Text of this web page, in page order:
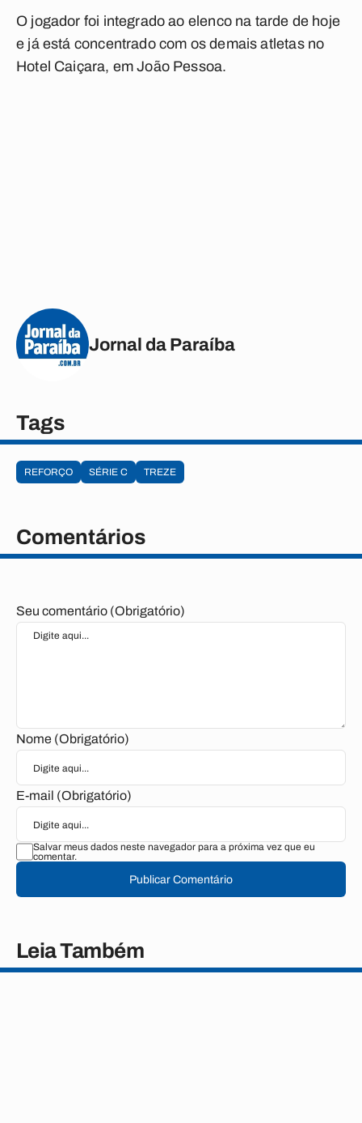
O jogador foi integrado ao elenco na tarde de hoje
e já está concentrado com os demais atletas no
Hotel Caiçara, em João Pessoa.
Jornal da Paraíba
Tags
REFORÇO SÉRIE C TREZE
Comentários
Seu comentário (Obrigatório)
Nome (Obrigatório)
E-mail (Obrigatório)
Salvar meus dados neste navegador para a próxima vez que eu
comentar.
Publicar Comentário
Leia Também